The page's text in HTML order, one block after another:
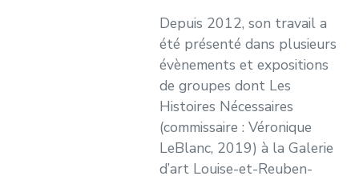
Depuis 2012, son travail a
été présenté dans plusieurs
évènements et expositions
de groupes dont Les
Histoires Nécessaires
(commissaire : Véronique
LeBlanc, 2019) à la Galerie
d’art Louise-et-Reuben-